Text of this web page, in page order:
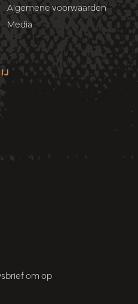
Algemene voorwaarden
Media
om op